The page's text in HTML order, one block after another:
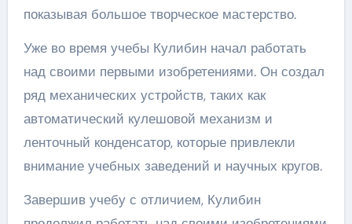
показывая большое творческое мастерство.
Уже во время учебы Кулибин начал работать
над своими первыми изобретениями. Он создал
ряд механических устройств, таких как
автоматический кулешовой механизм и
ленточный конденсатор, которые привлекли
внимание учебных заведений и научных кругов.
Завершив учебу с отличием, Кулибин